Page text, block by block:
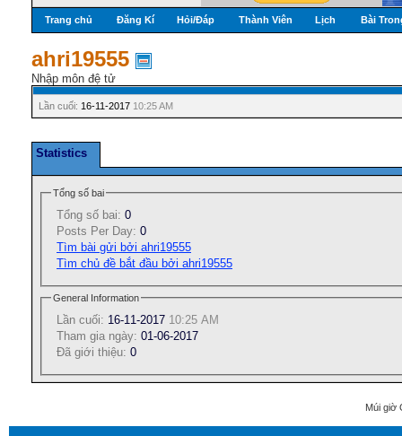
Trang chủ Đăng Kí Hỏi/Ðáp Thành Viên Lịch Bài
ahri19555
Nhập môn đệ tử
Lần cuối: 16-11-2017 10:25 AM
Statistics
Tổng số bai
Tổng số bai: 0
Posts Per Day: 0
Tìm bài gửi bởi ahri19555
Tìm chủ đề bắt đầu bởi ahri19555
General Information
Lần cuối: 16-11-2017 10:25 AM
Tham gia ngày: 01-06-2017
Ðã giới thiệu: 0
Múi giờ